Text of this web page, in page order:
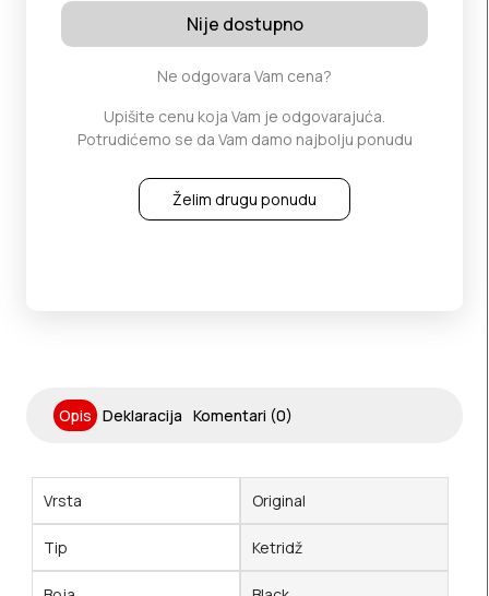
Nije dostupno
Ne odgovara Vam cena?
Upišite cenu koja Vam je odgovarajuća.
Potrudićemo se da Vam damo najbolju ponudu
Želim drugu ponudu
Opis Deklaracija Komentari (0)
Vrsta Original
Tip Ketridž